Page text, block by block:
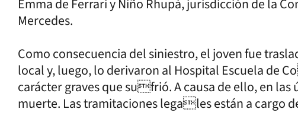
Emma de Ferrari y Niño Rhupá, jurisdicción de la
Mercedes.
Como consecuencia del siniestro, el joven fue
local y, luego, lo derivaron al Hospital Escuela de
carácter graves que sufrió. A causa de ello, en
muerte. Las tramitaciones legales están a cargo